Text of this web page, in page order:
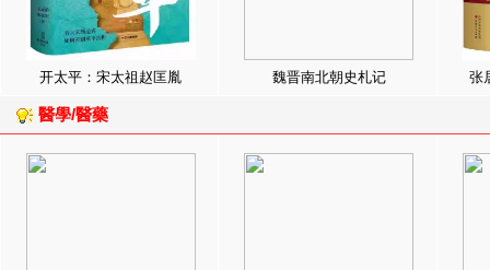
开太平：宋太祖赵匡胤 魏晋南北朝史札记 张
醫學/醫藥